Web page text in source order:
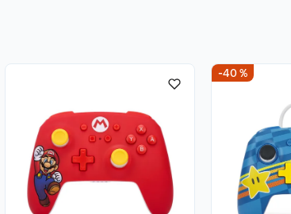
-40 %